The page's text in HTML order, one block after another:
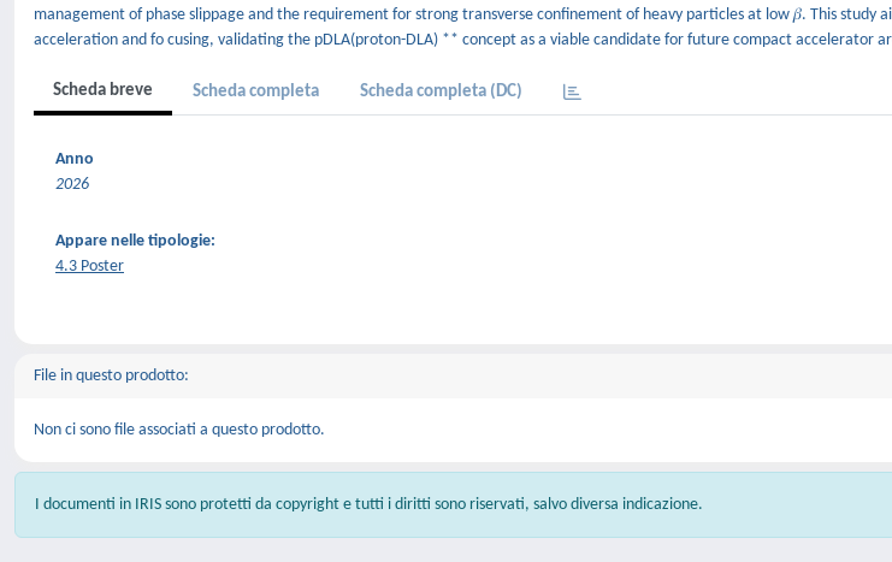
management of phase slippage and the requirement for strong transverse confinement of heavy particles at low 𝛽. This study
acceleration and fo cusing, validating the pDLA(proton-DLA) ** concept as a viable candidate for future compact accelerator
Scheda breve Scheda completa Scheda completa (DC)
Anno
2026
Appare nelle tipologie:
4.3 Poster
File in questo prodotto:
Non ci sono file associati a questo prodotto.
I documenti in IRIS sono protetti da copyright e tutti i diritti sono riservati, salvo diversa indicazione.